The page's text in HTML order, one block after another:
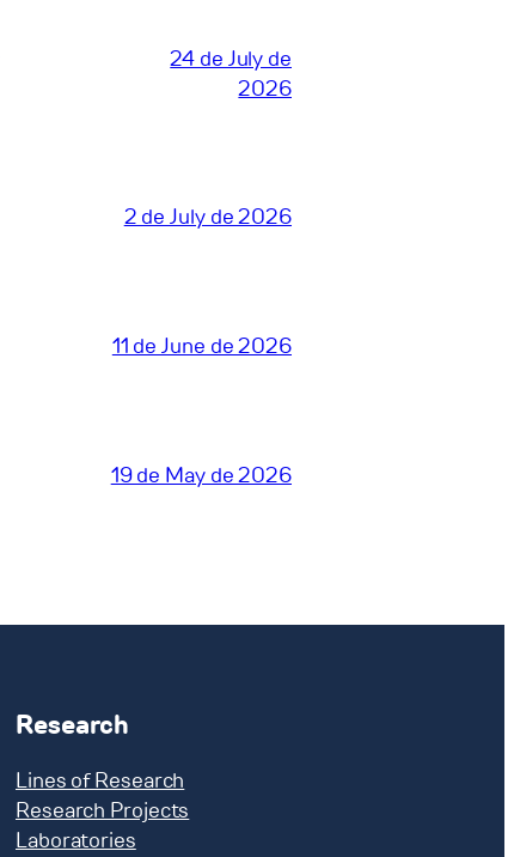
24 de July de
2026
2 de July de 2026
11 de June de 2026
19 de May de 2026
Research
Lines of Research
Research Projects
Laboratories